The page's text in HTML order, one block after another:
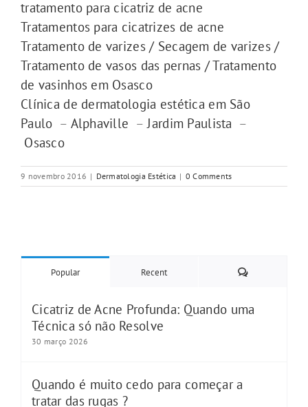
tratamento para cicatriz de acne
Tratamentos para cicatrizes de acne
Tratamento de varizes / Secagem de varizes /
Tratamento de vasos das pernas / Tratamento
de vasinhos em Osasco
Clínica de dermatologia estética em São
Paulo – Alphaville –Jardim Paulista –
Osasco
9 novembro 2016 | Dermatologia Estética | 0 Comments
Popular Recent Comments
Cicatriz de Acne Profunda: Quando uma
Técnica só não Resolve
30 março 2026
Quando é muito cedo para começar a
tratar das rugas ?